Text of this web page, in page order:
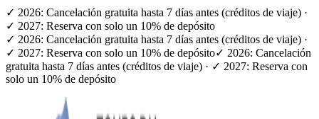
✓ 2026: Cancelación gratuita hasta 7 días antes (créditos de viaje) ·
✓ 2027: Reserva con solo un 10% de depósito
✓ 2026: Cancelación gratuita hasta 7 días antes (créditos de viaje) ·
✓ 2027: Reserva con solo un 10% de depósito✓ 2026: Cancelación
gratuita hasta 7 días antes (créditos de viaje) · ✓ 2027: Reserva con
solo un 10% de depósito